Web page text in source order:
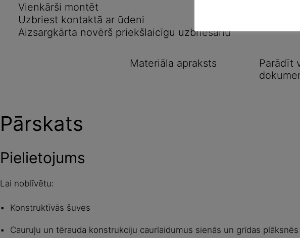
Vienkārši montēt
Uzbriest kontaktā ar ūdeni
Aizsargkārta novērš priekšlaicīgu uzbriešanu
Materiāla apraksts
Parādīt
Pārskats
Pielietojums
Lai noblīvētu:
Konstruktīvās šuves
Cauruļu un tērauda konstrukciju caurlaidumus sienās un grīdas plāksnēs